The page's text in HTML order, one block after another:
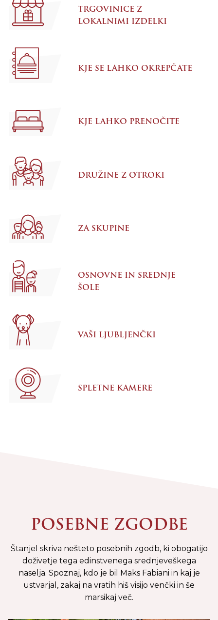
TRGOVINICE Z
LOKALNIMI IZDELKI
KJE SE LAHKO OKREPČATE
KJE LAHKO PRENOČITE
DRUŽINE Z OTROKI
ZA SKUPINE
OSNOVNE IN SREDNJE
ŠOLE
VAŠI LJUBLJENČKI
SPLETNE KAMERE
POSEBNE ZGODBE
Štanjel skriva nešteto posebnih zgodb, ki obogatijo
doživetje tega edinstvenega srednjeveškega
naselja. Spoznaj, kdo je bil Maks Fabiani in kaj je
ustvarjal, zakaj na vratih hiš visijo venčki in še
marsikaj več.